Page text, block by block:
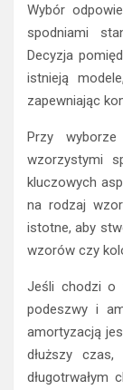
Wybór
spodniami
Decyzja
istnieją
zapewniając
Przy
wzorzystymi
kluczowych
na rodzaj
istotne, aby
wzorów czy
Jeśli chodzi o
podeszwy i
amortyzacją
dłuższy
długotrwałym